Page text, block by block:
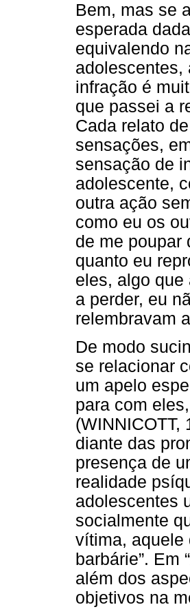
Bem, mas se
esperada
equivalendo
adolescentes,
infração é
que passei a
Cada relato
sensações,
sensação de
adolescente,
outra ação
como eu os
de me poupar
quanto eu
eles, algo que
a perder, eu
relembravam
De modo
se relacionar
um apelo
para com
(WINNICOTT,
diante das
presença de
realidade
adolescentes
socialmente
vítima, aquele
barbárie”. Em
além dos
objetivos na